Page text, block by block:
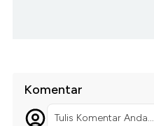
Komentar
Tulis Komentar Anda...